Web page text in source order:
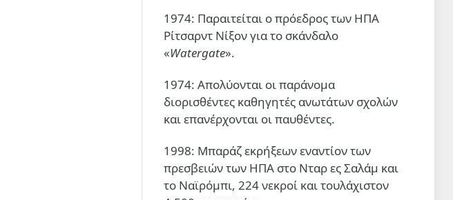
1974: Παραιτείται ο πρόεδρος των ΗΠΑ
Ρίτσαρντ Νίξον για το σκάνδαλο
«Watergate».
1974: Απολύονται οι παράνομα
διορισθέντες καθηγητές ανωτάτων σχολών
και επανέρχονται οι παυθέντες.
1998: Μπαράζ εκρήξεων εναντίον των
πρεσβειών των ΗΠΑ στο Νταρ ες Σαλάμ και
το Ναϊρόμπι, 224 νεκροί και τουλάχιστον